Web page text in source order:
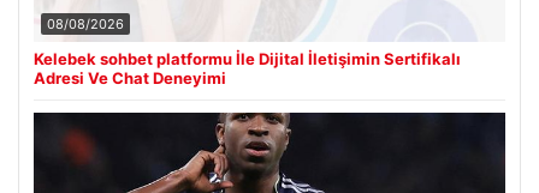
08/08/2026
Kelebek sohbet platformu İle Dijital İletişimin Sertifikalı
Adresi Ve Chat Deneyimi